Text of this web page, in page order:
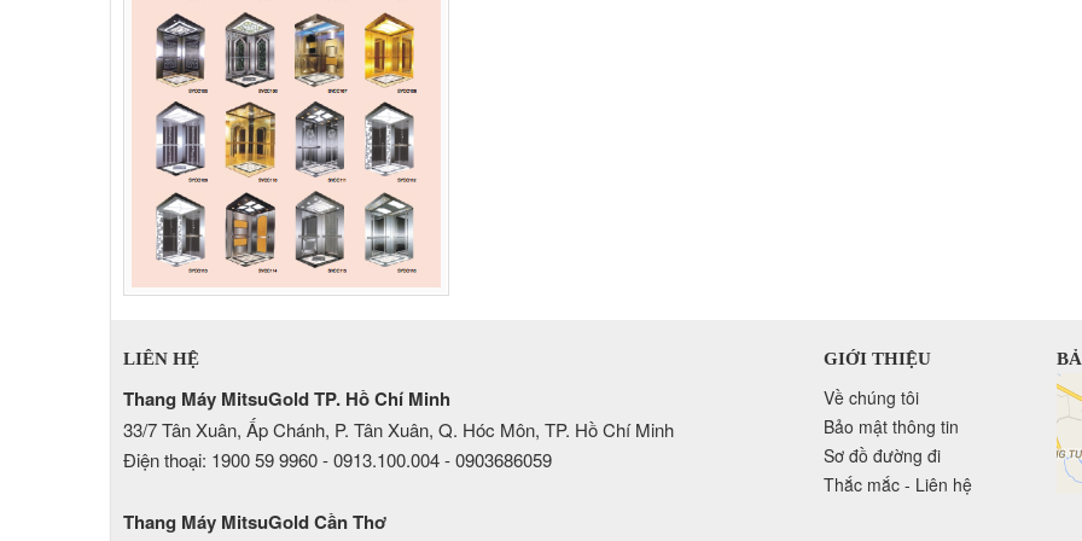
LIÊN HỆ
Thang Máy MitsuGold TP. Hồ Chí Minh
33/7 Tân Xuân, Ấp Chánh, P. Tân Xuân, Q. Hóc Môn, TP. Hồ Chí Minh
Điện thoại: 1900 59 9960 - 0913.100.004 - 0903686059
GIỚI THIỆU
Về chúng tôi
Bảo mật thông tin
Sơ đồ đường đi
Thắc mắc - Liên hệ
Thang Máy MitsuGold Cần Thơ